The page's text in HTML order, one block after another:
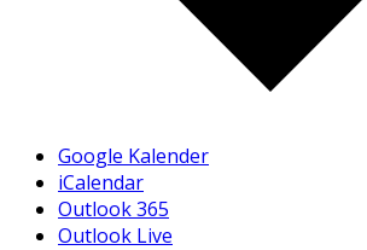
Google Kalender
iCalendar
Outlook 365
Outlook Live